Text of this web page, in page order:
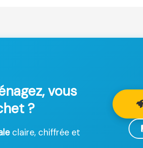
vous
?
claire, chiffrée et